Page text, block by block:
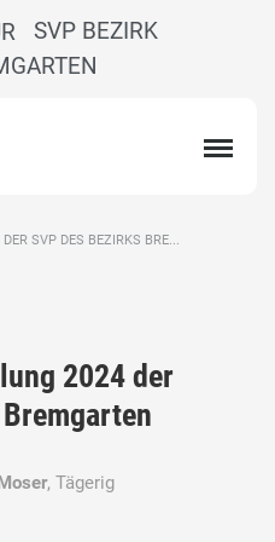
SVP BEZIRK
SVP DES BEZIRKS BRE...
2024 der
, Tägerig